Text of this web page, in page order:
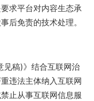
求平台对内容生态承
后免责的技术处理。
见稿)》结合互联网治
违法主体纳入互联网
止从事互联网信息服